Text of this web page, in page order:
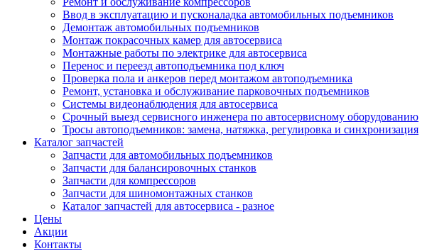
Ввод в эксплуатацию и пусконаладка автомобильных подъемников
Демонтаж автомобильных подъемников
Монтаж покрасочных камер для автосервиса
Монтажные работы по электрике для автосервиса
Перенос и переезд автоподъемника под ключ
Проверка пола и анкеров перед монтажом автоподъемника
Ремонт, установка и обслуживание парковочных подъемников
Системы видеонаблюдения для автосервиса
Срочный выезд сервисного инженера по автосервисному оборудованию
Тросы автоподъемников: замена, натяжка, регулировка и синхронизация
Каталог запчастей
Запчасти для автомобильных подъемников
Запчасти для балансировочных станков
Запчасти для компрессоров
Запчасти для шиномонтажных станков
Каталог запчастей для автосервиса - разное
Цены
Акции
Контакты